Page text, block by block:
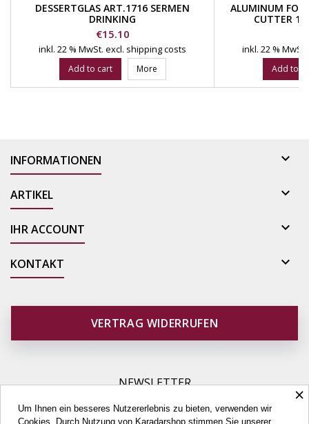
DESSERTGLAS ART.1716 SERMEN
DRINKING
Price
€15.10
inkl. 22 % MwSt. excl. shipping costs
Add to cart More
ALUMINUM FOIL
CUTTER
inkl. 22 % MwSt.
Add to
INFORMATIONEN 
ARTIKEL 
IHR ACCOUNT 
KONTAKT 
VERTRAG WIDERRUFEN
NEWSLETTER
×
Um Ihnen ein besseres Nutzererlebnis zu bieten, verwenden wir
Cookies. Durch Nutzung von Karadarshop stimmen Sie unserer